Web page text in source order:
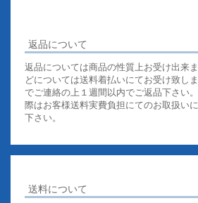
返品について
返品については商品の性質上お受け出来
どについては送料着払いにてお受け致し
でご連絡の上１週間以内でご返品下さい
際はお客様送料実費負担にてのお取扱い
下さい。
送料について